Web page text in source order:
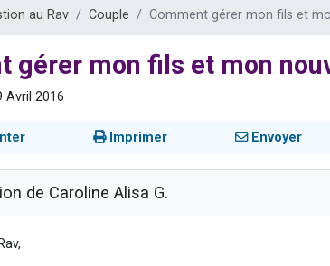
au Rav Couple Comment gérer mon fils et
gérer mon fils et mon
Avril 2016
Imprimer Envoyer
de Caroline Alisa G.